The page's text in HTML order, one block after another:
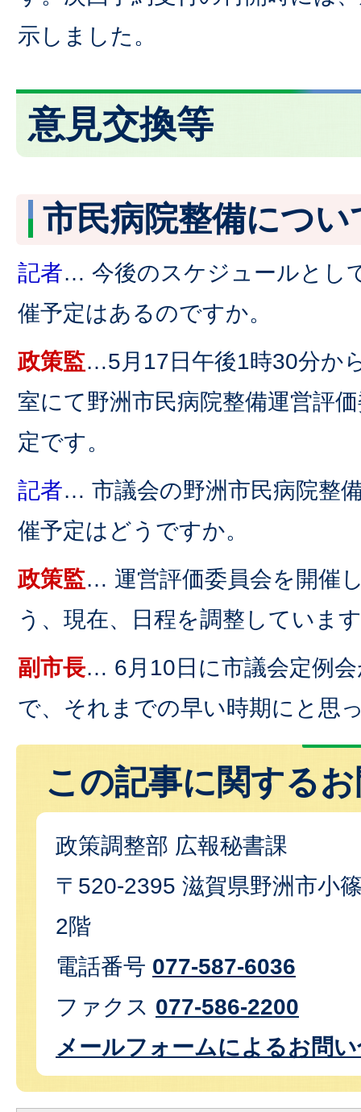
示しました。
意見交換等
市民病院整備につい
記者… 今後のスケジュールとし
催予定はあるのですか。
政策監…5月17日午後1時30分か
室にて野洲市民病院整備運営評
定です。
記者… 市議会の野洲市民病院整
催予定はどうですか。
政策監… 運営評価委員会を開催
う、現在、日程を調整していま
副市長… 6月10日に市議会定例
で、それまでの早い時期にと思
この記事に関する
政策調整部 広報秘書課
〒520-2395 滋賀県野洲市小
2階
電話番号 077-587-6036
ファクス 077-586-2200
メールフォームによるお問